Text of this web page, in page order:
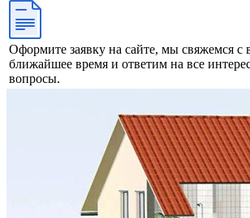
Оформите заявку на сайте, мы свяжемся с
ближайшее время и ответим на все
вопросы.